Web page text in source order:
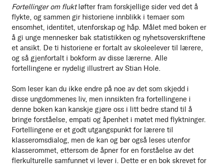
Fortellinger om fluktløfter fram forskjellige sider ved det å
flykte, og sammen gir historiene innblikk i temaer som
ensomhet, identitet, utenforskap og håp. Målet med boken er
å gi unge mennesker bak statistikken og nyhetsoverskriftene
et ansikt. De ti historiene er fortalt av skoleelever til lærere,
og så gjenfortalt i bokform av disse lærerne. Alle
fortellingene er nydelig illustrert av Stian Hole.
Som leser kan du ikke endre på noe av det som skjedd i
disse ungdommenes liv, men innsikten fra fortellingene i
denne boken kan kanskje gjøre oss i litt bedre stand til å
bringe forståelse, empati og åpenhet i møtet med flyktninger.
Fortellingene er et godt utgangspunkt for lærere til
klasseromsdialog, men de kan og bør også leses utenfor
klasserommet, ettersom de åpner for en forståelse av det
flerkulturelle samfunnet vi lever i. Dette er en bok skrevet for